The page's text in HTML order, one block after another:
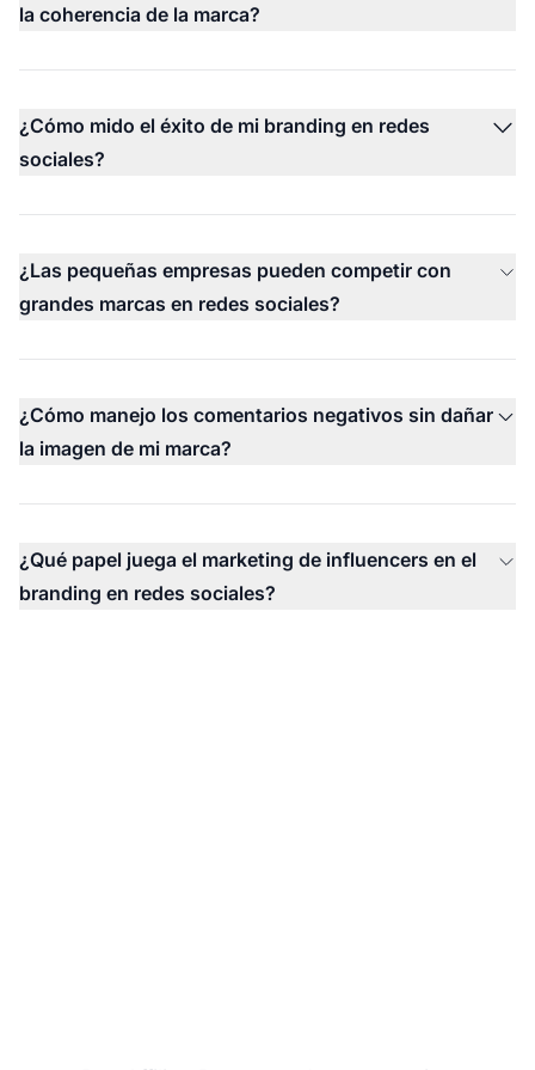
la coherencia de la marca?
¿Cómo mido el éxito de mi branding en redes
sociales?
¿Las pequeñas empresas pueden competir con
grandes marcas en redes sociales?
¿Cómo manejo los comentarios negativos sin dañar
la imagen de mi marca?
¿Qué papel juega el marketing de influencers en el
branding en redes sociales?